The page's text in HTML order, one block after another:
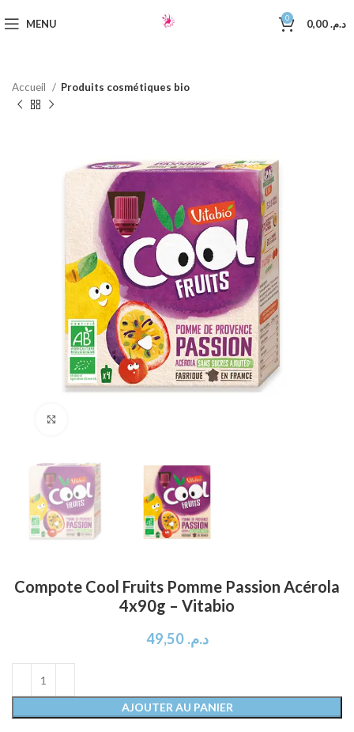
MENU 0 د.م.
Accueil Produits cosmétiques bio
Compote Cool Fruits Pomme Passion Acérola
4x90g – Vitabio
د.م. 49,50
AJOUTER AU PANIER